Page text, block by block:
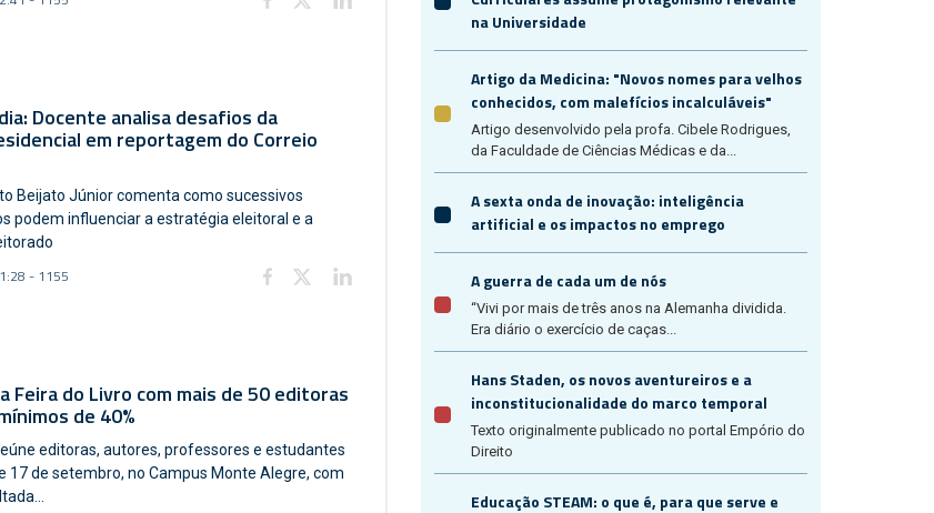
Docente analisa desafios da
em reportagem do Correio
Beijato Júnior comenta como sucessivos
podem influenciar a estratégia eleitoral e a
- 1155
Feira do Livro com mais de 50 editoras
de 40%
editoras, autores, professores e estudantes
17 de setembro, no Campus Monte Alegre, com
na Universidade
Artigo da Medicina: "Novos nomes para velhos
conhecidos, com malefícios incalculáveis"
Artigo desenvolvido pela profa. Cibele Rodrigues,
da Faculdade de Ciências Médicas e da...
A sexta onda de inovação: inteligência
artificial e os impactos no emprego
A guerra de cada um de nós
“Vivi por mais de três anos na Alemanha dividida.
Era diário o exercício de caças...
Hans Staden, os novos aventureiros e a
inconstitucionalidade do marco temporal
Texto originalmente publicado no portal Empório do
Direito
Educação STEAM: o que é, para que serve e